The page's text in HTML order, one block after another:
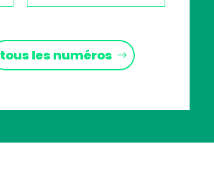
tous les numéros